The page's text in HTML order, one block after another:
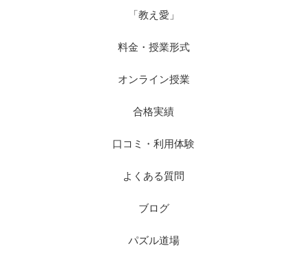
「教え愛」
料金・授業形式
オンライン授業
合格実績
口コミ・利用体験
よくある質問
ブログ
パズル道場